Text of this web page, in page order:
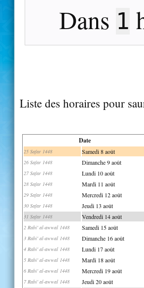
Dans 1
Liste des horaires pour
Date
25 Safar 1448 Samedi 8 août
26 Safar 1448 Dimanche 9 août
27 Safar 1448 Lundi 10 août
28 Safar 1448 Mardi 11 août
29 Safar 1448 Mercredi 12 août
30 Safar 1448 Jeudi 13 août
31 Safar 1448 Vendredi 14 août
2 Rabi' al-awwal 1448 Samedi 15 août
3 Rabi' al-awwal 1448 Dimanche 16 août
4 Rabi' al-awwal 1448 Lundi 17 août
5 Rabi' al-awwal 1448 Mardi 18 août
6 Rabi' al-awwal 1448 Mercredi 19 août
7 Rabi' al-awwal 1448 Jeudi 20 août